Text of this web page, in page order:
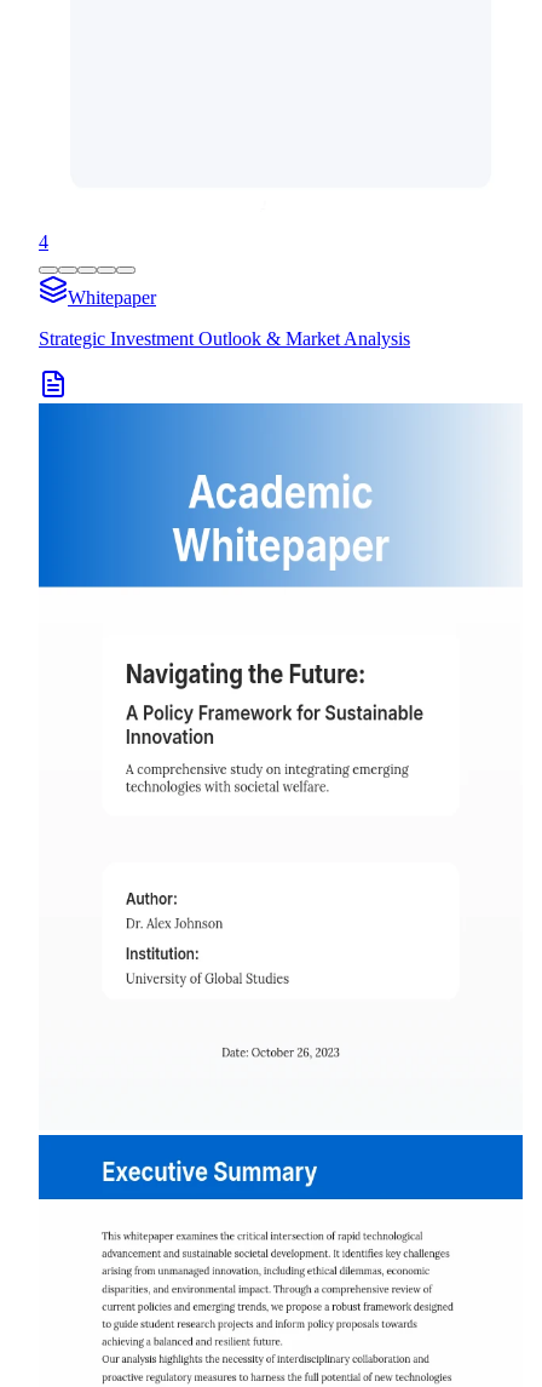
4
Whitepaper
Strategic Investment Outlook & Market Analysis